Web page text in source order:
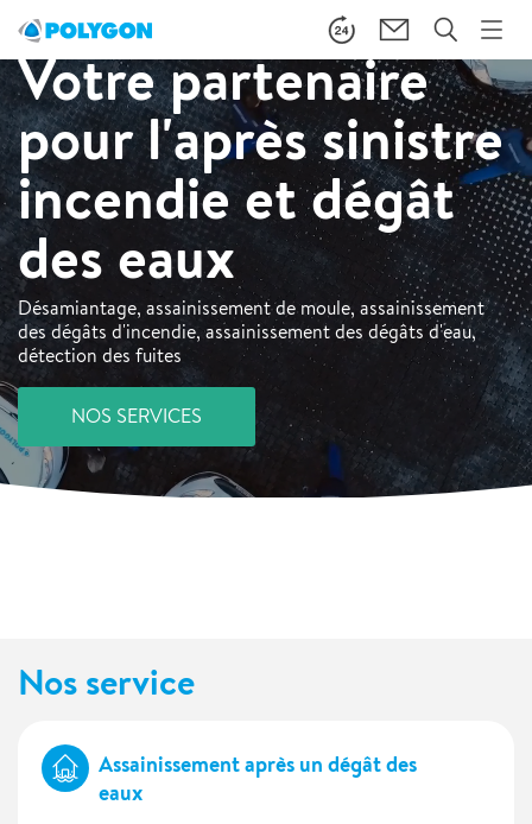
Votre partenaire
pour l'après sinistre
incendie et dégât
des eaux
Désamiantage, assainissement de moule, assainissement
des dégâts d'incendie, assainissement des dégâts d'eau,
détection des fuites
NOS SERVICES
Nos service
Assainissement après un dégât des
eaux